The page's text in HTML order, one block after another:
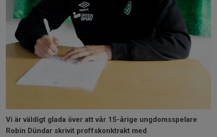
Vi är väldigt glada över att vår 15-årige ungdomsspelare
Robin Dündar skrivit proffskonktrakt med